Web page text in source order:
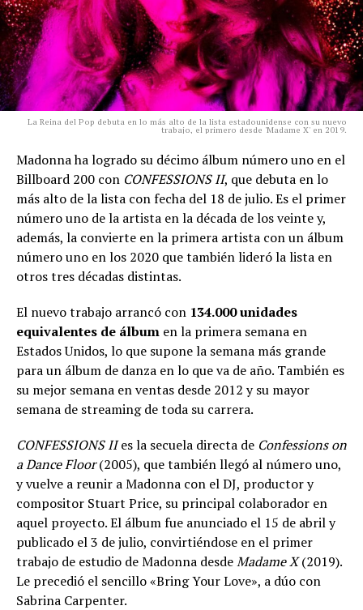
La Reina del Pop debuta en lo más alto de la lista estadounidense con su nuevo
trabajo, el primero desde 'Madame X' en 2019.
Madonna ha logrado su décimo álbum número uno en el
Billboard 200 con CONFESSIONS II, que debuta en lo
más alto de la lista con fecha del 18 de julio. Es el primer
número uno de la artista en la década de los veinte y,
además, la convierte en la primera artista con un álbum
número uno en los 2020 que también lideró la lista en
otros tres décadas distintas.
El nuevo trabajo arrancó con 134.000 unidades
equivalentes de álbum en la primera semana en
Estados Unidos, lo que supone la semana más grande
para un álbum de danza en lo que va de año. También es
su mejor semana en ventas desde 2012 y su mayor
semana de streaming de toda su carrera.
CONFESSIONS IIes la secuela directa de Confessions on
a Dance Floor(2005), que también llegó al número uno,
y vuelve a reunir a Madonna con el DJ, productor y
compositor Stuart Price, su principal colaborador en
aquel proyecto. El álbum fue anunciado el 15 de abril y
publicado el 3 de julio, convirtiéndose en el primer
trabajo de estudio de Madonna desdeMadame X(2019).
Le precedió el sencillo «Bring Your Love», a dúo con
Sabrina Carpenter.